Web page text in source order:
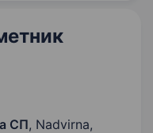
СП, Nadvirna,